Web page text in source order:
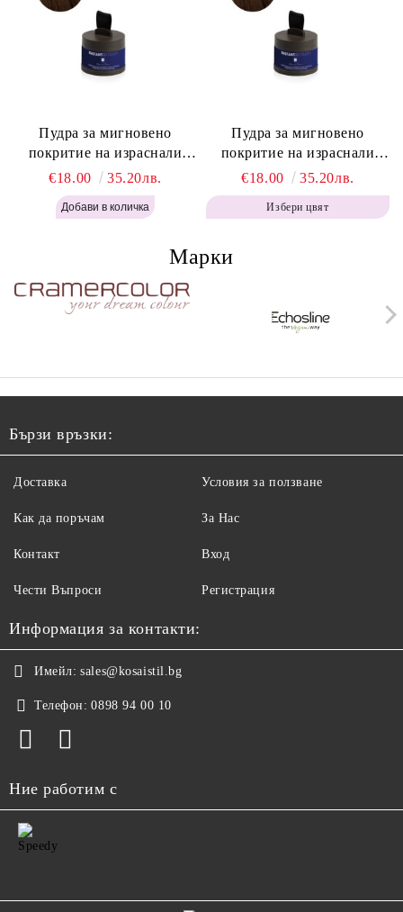
Пудра за мигновено
покритие на израснали
корени Топло Кафяво -
Labor Pro Instant Retouch
Powder - Warm Brown H643
€18.00 35.20лв.
Пудра за мигновено
покритие на израснали
корени Кафяво - Labor Pro
Instant Retouch Powder -
Brown H642
€18.00 35.20лв.
Избери цвят
Марки
Бързи връзки:
Доставка
Как да поръчам
Контакт
Чести Въпроси
Условия за ползване
За Нас
Вход
Регистрация
Информация за контакти:
Имейл: sales@kosaistil.bg
Телефон: 0898 94 00 10
Ние работим с